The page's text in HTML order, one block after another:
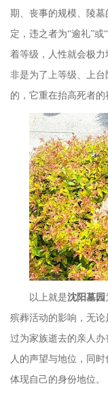
期、丧事的规模、陵
定，违之者为“逾礼”或“
着等级，人性就会极
非是为了上等级、上
的，它重在抬高死者的
以上就是沈阳墓园
殡葬活动的影响，无
过为家族逝去的亲人
人的声望与地位，同
体现自己的身份地位。